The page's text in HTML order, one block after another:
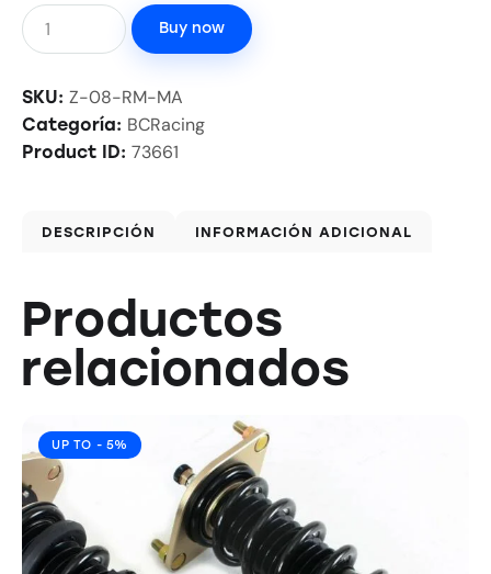
Buy now
SKU: Z-08-RM-MA
Categoría: BCRacing
Product ID: 73661
DESCRIPCIÓN INFORMACIÓN ADICIONAL
Productos
relacionados
UP TO - 5%